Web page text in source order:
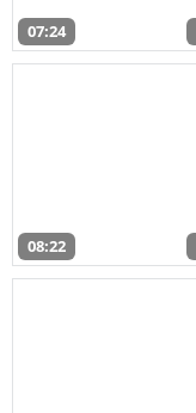
07:24
08:22